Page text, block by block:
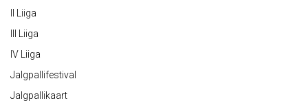
II Liiga
III Liiga
IV Liiga
Jalgpallifestival
Jalgpallikaart